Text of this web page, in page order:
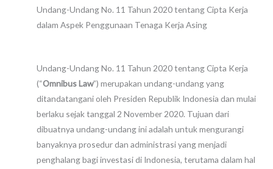
Undang-Undang No. 11 Tahun 2020 tentang Cipta Kerja
dalam Aspek Penggunaan Tenaga Kerja Asing
Undang-Undang No. 11 Tahun 2020 tentang Cipta Kerja
(“Omnibus Law”) merupakan undang-undang yang
ditandatangani oleh Presiden Republik Indonesia dan mulai
berlaku sejak tanggal 2 November 2020. Tujuan dari
dibuatnya undang-undang ini adalah untuk mengurangi
banyaknya prosedur dan administrasi yang menjadi
penghalang bagi investasi di Indonesia, terutama dalam hal